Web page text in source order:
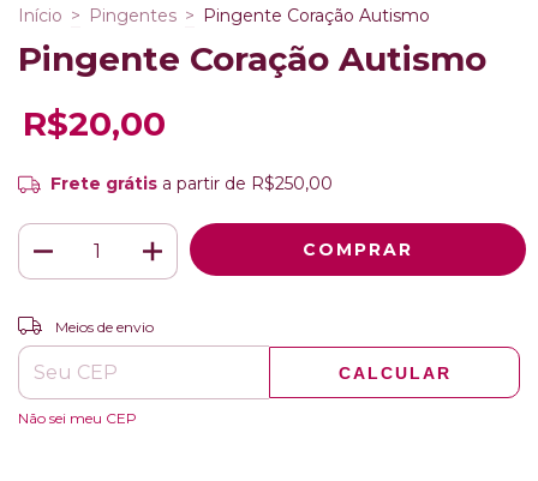
Início > Pingentes > Pingente Coração Autismo
Pingente Coração Autismo
R$20,00
Frete grátis a partir de R$250,00
Entregas para o CEP:
Meios de envio
CALCULAR
Não sei meu CEP